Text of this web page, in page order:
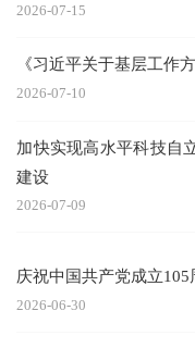
2026-07-15
《习近平关于基层工作
2026-07-10
加快实现高水平科技
建设
2026-07-09
庆祝中国共产党成立
2026-06-30